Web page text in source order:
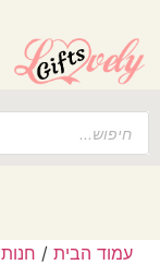
עמוד הבית / חנות